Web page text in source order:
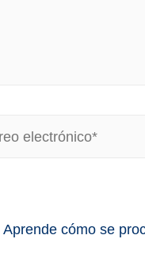
Aprende cómo se